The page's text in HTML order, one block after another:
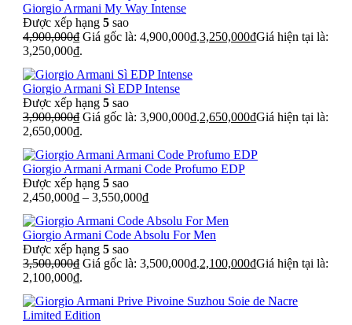
Giorgio Armani My Way Intense
Được xếp hạng 5 sao
4,900,000₫ Giá gốc là: 4,900,000₫.3,250,000₫Giá hiện tại là:
3,250,000₫.
Giorgio Armani Sì EDP Intense
Được xếp hạng 5 sao
3,900,000₫ Giá gốc là: 3,900,000₫.2,650,000₫Giá hiện tại là:
2,650,000₫.
Giorgio Armani Armani Code Profumo EDP
Được xếp hạng 5 sao
2,450,000₫ – 3,550,000₫
Giorgio Armani Code Absolu For Men
Được xếp hạng 5 sao
3,500,000₫ Giá gốc là: 3,500,000₫.2,100,000₫Giá hiện tại là:
2,100,000₫.